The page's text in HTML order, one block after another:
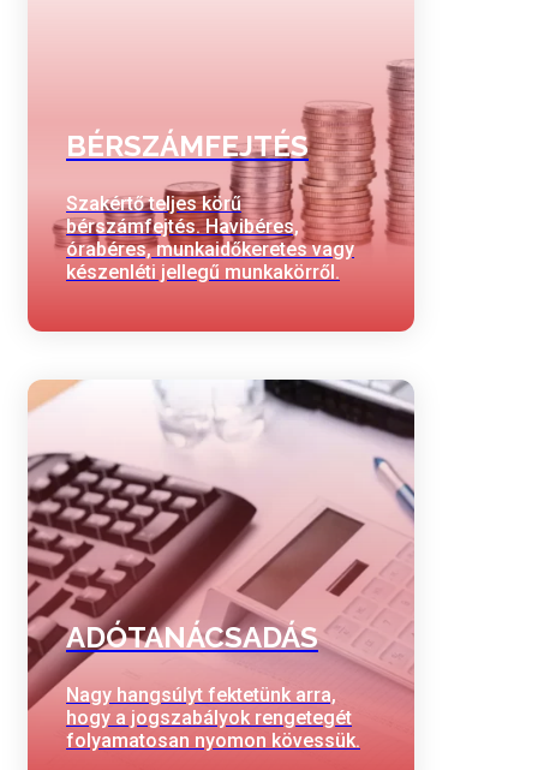
BÉRSZÁMFEJTÉS
Szakértő teljes körű
bérszámfejtés. Havibéres,
órabéres, munkaidőkeretes vagy
készenléti jellegű munkakörről.
ADÓTANÁCSADÁS
Nagy hangsúlyt fektetünk arra,
hogy a jogszabályok rengetegét
folyamatosan nyomon kövessük.